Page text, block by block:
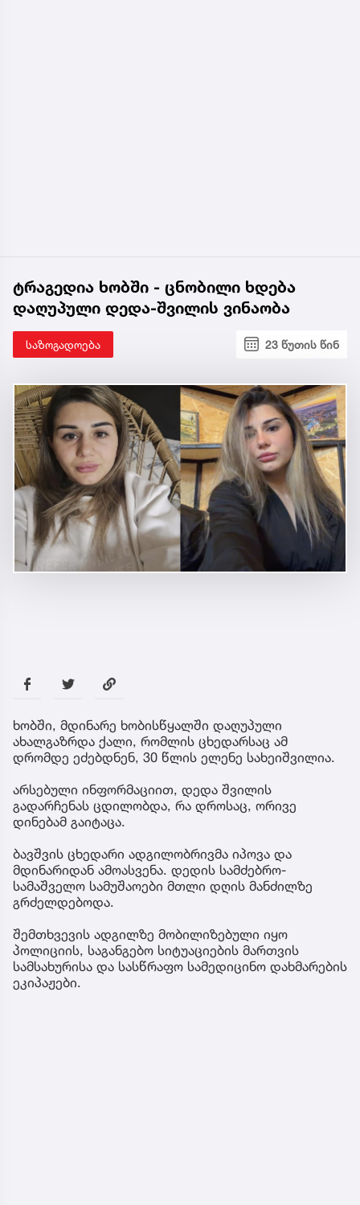
ტრაგედია ხობში - ცნობილი ხდება
დაღუპული დედა-შვილის ვინაობა
საზოგადოება 23 წუთის წინ
ხობში, მდინარე ხობისწყალში დაღუპული
ახალგაზრდა ქალი, რომლის ცხედარსაც ამ
დრომდე ეძებდნენ, 30 წლის ელენე სახეიშვილია.
არსებული ინფორმაციით, დედა შვილის
გადარჩენას ცდილობდა, რა დროსაც, ორივე
დინებამ გაიტაცა.
ბავშვის ცხედარი ადგილობრივმა იპოვა და
მდინარიდან ამოასვენა. დედის სამძებრო-
სამაშველო სამუშაოები მთლი დღის მანძილზე
გრძელდებოდა.
შემთხვევის ადგილზე მობილიზებული იყო
პოლიციის, საგანგებო სიტუაციების მართვის
სამსახურისა და სასწრაფო სამედიცინო დახმარების
ეკიპაჟები.